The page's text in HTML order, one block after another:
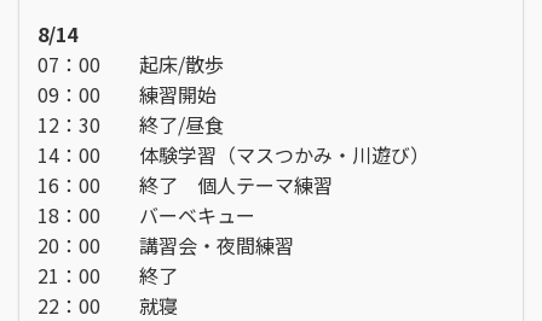
8/14
07：00 起床/散歩
09：00 練習開始
12：30 終了/昼食
14：00 体験学習（マスつかみ・川遊び）
16：00 終了 個人テーマ練習
18：00 バーベキュー
20：00 講習会・夜間練習
21：00 終了
22：00 就寝